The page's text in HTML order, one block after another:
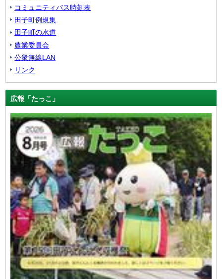
コミュニティバス時刻表
田子町例規集
田子町の水道
農業委員会
公衆無線LAN
リンク
広報「たっこ」